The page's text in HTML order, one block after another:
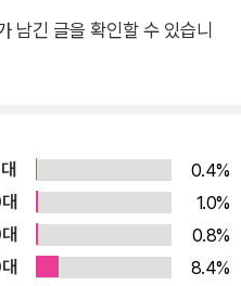
. 『죽이고 싶은 아이』가 극
그리고 그 안에 자리한 뜨거
렬한 공감을 불러일으켰다면,
인물들의 깊어진 내면을 한
끝났다고 생각한 순간비로소
망 사건이 일어나고 17세 소녀
목된다. 숨 가쁜 진실 공방을
듭하다 뜻밖의 국면을 맞닥뜨
남긴 글을 확인할 수 있습니
0.4%
1.0%
0.8%
8.4%